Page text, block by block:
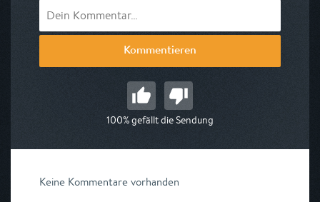
Kommentieren
100% gefällt die Sendung
Keine Kommentare vorhanden